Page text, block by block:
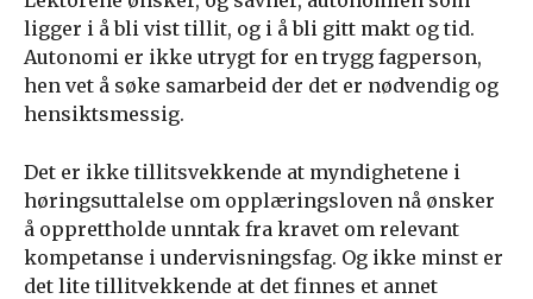
ligger i å bli vist tillit, og i å bli gitt makt og tid.
Autonomi er ikke utrygt for en trygg fagperson,
hen vet å søke samarbeid der det er nødvendig og
hensiktsmessig.
Det er ikke tillitsvekkende at myndighetene i
høringsuttalelse om opplæringsloven nå ønsker
å opprettholde unntak fra kravet om relevant
kompetanse i undervisningsfag. Og ikke minst er
det lite tillitvekkende at det finnes et annet